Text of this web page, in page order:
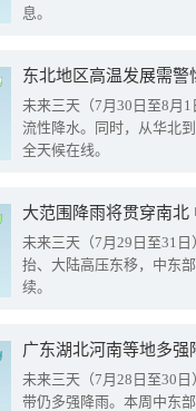
息。
东北地区高温发展需
未来三天（7月30日至8月
流性降水。同时，从华北
全天候在线。
大范围降雨将贯穿南
未来三天（7月29日至31
抬、大陆高压东移，中东
续。
广东湖北河南等地多
未来三天（7月28日至30
带仍多强降雨。本周中东